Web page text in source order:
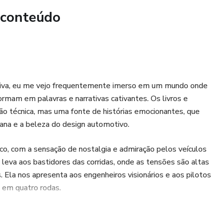
eu me vejo frequentemente imerso em um mundo onde
em palavras e narrativas cativantes. Os livros e
técnica, mas uma fonte de histórias emocionantes, que
e a beleza do design automotivo.
com a sensação de nostalgia e admiração pelos veículos
aos bastidores das corridas, onde as tensões são altas
nos apresenta aos engenheiros visionários e aos pilotos
quatro rodas.
para aqueles que buscam entender os mecanismos